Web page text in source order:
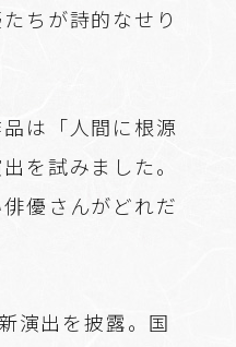
ちが詩的なせり
は「人間に根源
を試みました。
優さんがどれだ
演出を披露。国